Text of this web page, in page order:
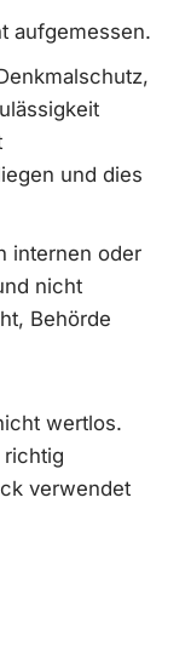
aufgemessen.
und dies
internen oder
nicht
Behörde
wertlos.
richtig
verwendet